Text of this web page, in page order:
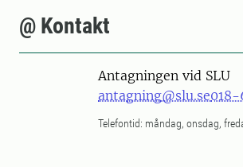
@ Kontakt
Antagningen vid SLU
antagning@slu.se018-
Telefontid: måndag, onsdag,